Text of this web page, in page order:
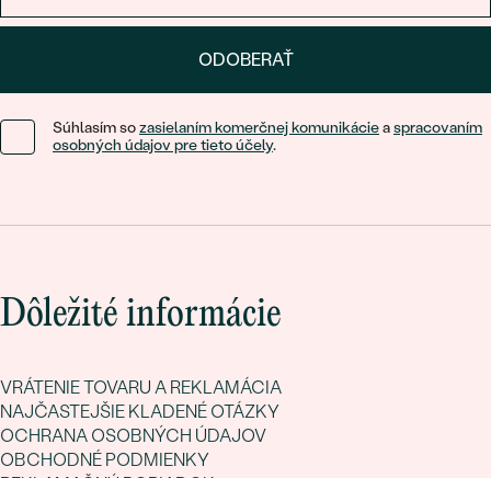
ODOBERAŤ
Súhlasím sozasielaním komerčnej komunikácieaspracovaním
osobných údajov pre tieto účely.
Dôležité informácie
VRÁTENIE TOVARU A REKLAMÁCIA
NAJČASTEJŠIE KLADENÉ OTÁZKY
OCHRANA OSOBNÝCH ÚDAJOV
OBCHODNÉ PODMIENKY